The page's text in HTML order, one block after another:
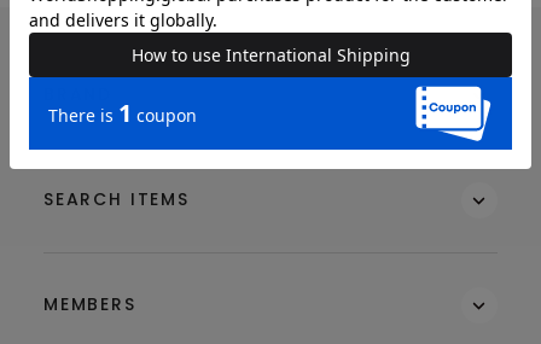
SEARCH ITEMS
MEMBERS